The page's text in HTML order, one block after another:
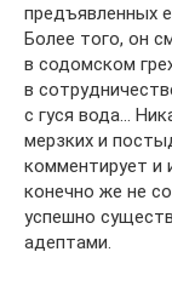
предъявленных
Более того, он
в содомском
в
с гуся вода…
мерзких и
комментирует и
конечно же не
успешно
адептами.